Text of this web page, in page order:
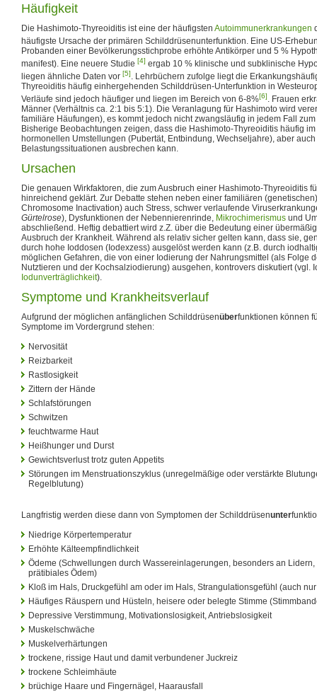
Häufigkeit
Die Hashimoto-Thyreoiditis ist eine der häufigsten Autoimmunerkrankungen
häufigste Ursache der primären Schilddrüsenunterfunktion. Eine US-
Probanden einer Bevölkerungsstichprobe erhöhte Antikörper und 5 %
manifest). Eine neuere Studie [4] ergab 10 % klinische und subklinische
liegen ähnliche Daten vor [5]. Lehrbüchern zufolge liegt die
Thyreoiditis häufig einhergehenden Schilddrüsen-Unterfunktion in
Verläufe sind jedoch häufiger und liegen im Bereich von 6-8%[6]. Frauen
Männer (Verhältnis ca. 2:1 bis 5:1). Die Veranlagung für Hashimoto wird
familiäre Häufungen), es kommt jedoch nicht zwangsläufig in jedem Fall
Bisherige Beobachtungen zeigen, dass die Hashimoto-Thyreoiditis häufig
hormonellen Umstellungen (Pubertät, Entbindung, Wechseljahre), aber
Belastungssituationen ausbrechen kann.
Ursachen
Die genauen Wirkfaktoren, die zum Ausbruch einer Hashimoto-Thyreoiditis
hinreichend geklärt. Zur Debatte stehen neben einer familiären
Chromosome Inactivation) auch Stress, schwer verlaufende
Gürtelrose), Dysfunktionen der Nebennierenrinde, Mikrochimerismus und
abschließend. Heftig debattiert wird z.Z. über die Bedeutung einer
Ausbruch der Krankheit. Während als relativ sicher gelten kann, dass sie,
durch hohe Ioddosen (Iodexzess) ausgelöst werden kann (z.B. durch
möglichen Gefahren, die von einer Iodierung der Nahrungsmittel (als Folge
Nutztieren und der Kochsalziodierung) ausgehen, kontrovers diskutiert (vgl.
Iodunverträglichkeit).
Symptome und Krankheitsverlauf
Aufgrund der möglichen anfänglichen Schilddrüsenüberfunktionen können
Symptome im Vordergrund stehen:
Nervosität
Reizbarkeit
Rastlosigkeit
Zittern der Hände
Schlafstörungen
Schwitzen
feuchtwarme Haut
Heißhunger und Durst
Gewichtsverlust trotz guten Appetits
Störungen im Menstruationszyklus (unregelmäßige oder verstärkte
Regelblutung)
Langfristig werden diese dann von Symptomen der Schilddrüsenunter
Niedrige Körpertemperatur
Erhöhte Kälteempfindlichkeit
Ödeme (Schwellungen durch Wassereinlagerungen, besonders an Lidern,
prätibiales Ödem)
Kloß im Hals, Druckgefühl am oder im Hals, Strangulationsgefühl (auch
Häufiges Räuspern und Hüsteln, heisere oder belegte Stimme
Depressive Verstimmung, Motivationslosigkeit, Antriebslosigkeit
Muskelschwäche
Muskelverhärtungen
trockene, rissige Haut und damit verbundener Juckreiz
trockene Schleimhäute
brüchige Haare und Fingernägel, Haarausfall